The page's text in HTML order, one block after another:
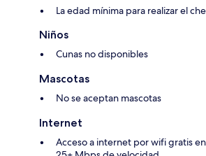
La edad mínima para realizar el
Niños
Cunas no disponibles
Mascotas
No se aceptan mascotas
Internet
Acceso a internet por wifi gratis